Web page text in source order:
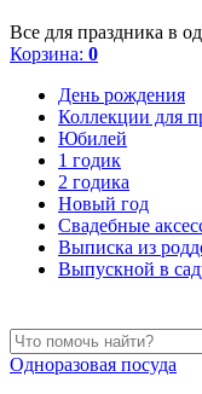
Все для праздника в
Корзина: 0
День рождения
Коллекции для
Юбилей
1 годик
2 годика
Новый год
Свадебные
Выписка из
Выпускной в
Одноразовая посуда